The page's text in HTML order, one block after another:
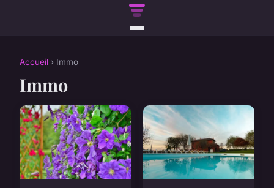
Accueil › Immo
Immo